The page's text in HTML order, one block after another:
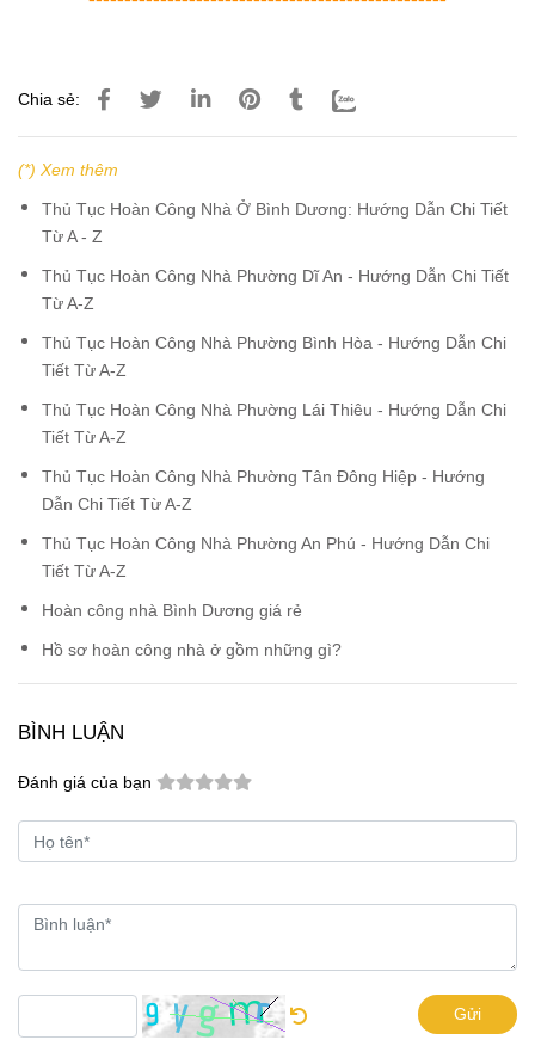
Chia sẻ:
(*) Xem thêm
Thủ Tục Hoàn Công Nhà Ở Bình Dương: Hướng Dẫn Chi Tiết
Từ A - Z
Thủ Tục Hoàn Công Nhà Phường Dĩ An - Hướng Dẫn Chi Tiết
Từ A-Z
Thủ Tục Hoàn Công Nhà Phường Bình Hòa - Hướng Dẫn Chi
Tiết Từ A-Z
Thủ Tục Hoàn Công Nhà Phường Lái Thiêu - Hướng Dẫn Chi
Tiết Từ A-Z
Thủ Tục Hoàn Công Nhà Phường Tân Đông Hiệp - Hướng
Dẫn Chi Tiết Từ A-Z
Thủ Tục Hoàn Công Nhà Phường An Phú - Hướng Dẫn Chi
Tiết Từ A-Z
Hoàn công nhà Bình Dương giá rẻ
Hồ sơ hoàn công nhà ở gồm những gì?
BÌNH LUẬN
Đánh giá của bạn
Gửi